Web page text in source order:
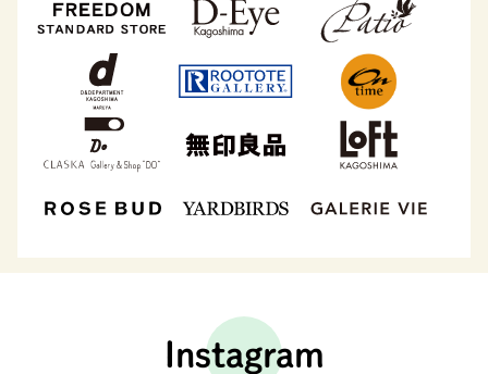
Instagram